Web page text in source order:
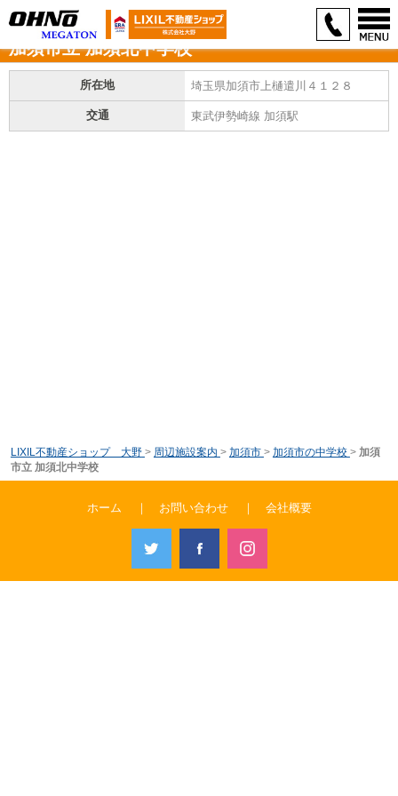
加須市立 加須北中学校
所在地 埼玉県加須市上樋遣川４１２８
交通 東武伊勢崎線 加須駅
LIXIL不動産ショップ 大野 > 周辺施設案内 > 加須市 > 加須市の中学校 > 加須
市立 加須北中学校
ホーム ｜ お問い合わせ ｜ 会社概要